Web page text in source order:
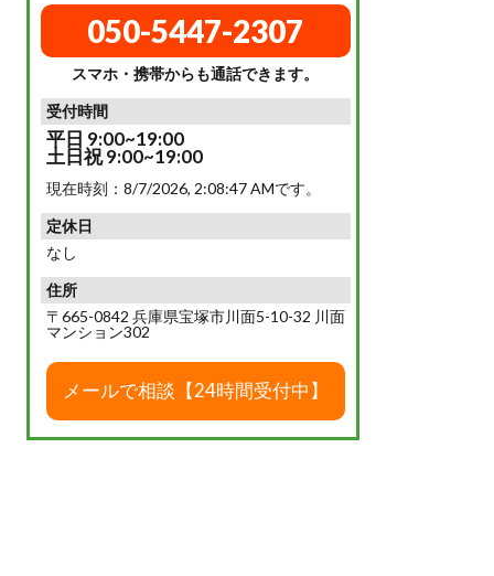
050-5447-2307
スマホ・携帯からも通話できます。
受付時間
平日 9:00~19:00
土日祝 9:00~19:00
現在時刻： 8/7/2026, 2:08:48 AMです。
定休日
なし
住所
〒665-0842 兵庫県宝塚市川面5-10-32 川面
マンション302